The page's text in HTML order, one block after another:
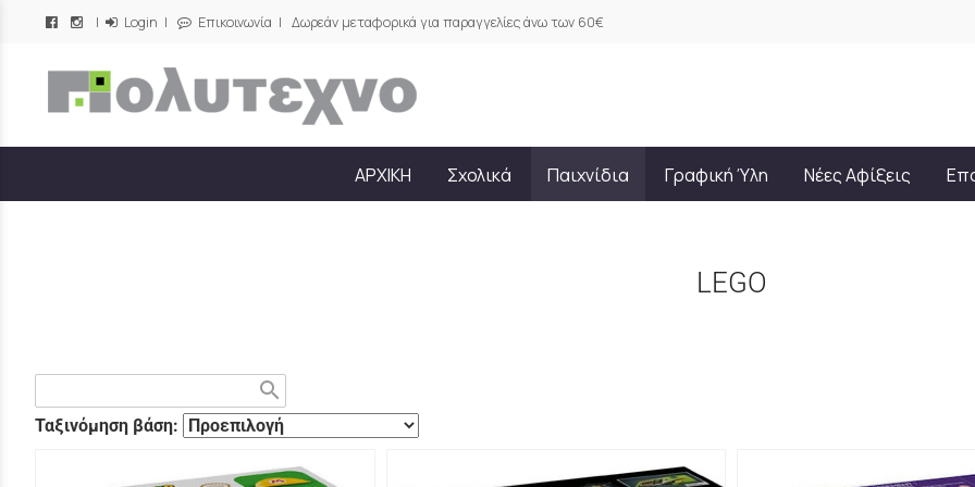
| Login | Επικοινωνία | Δωρεάν μεταφορικά για παραγγελίες άνω των 60€
/
ΑΡΧΙΚΗ Σχολικά Παιχνίδια Γραφική Ύλη Νέες Αφίξεις
LEGO
search
Ταξινόμηση βάση: